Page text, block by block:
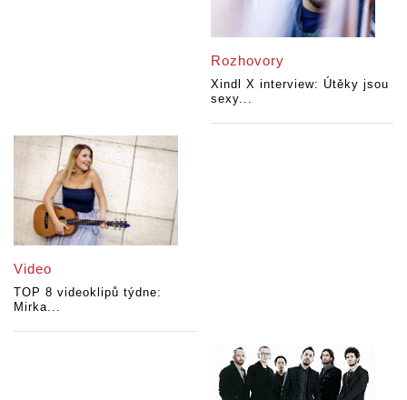
Rozhovory
Xindl X interview: Útěky jsou
sexy...
Video
TOP 8 videoklipů týdne:
Mirka...